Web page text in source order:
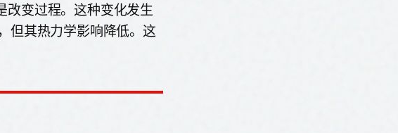
改变过程。这种变化发生
但其热力学影响降低。这